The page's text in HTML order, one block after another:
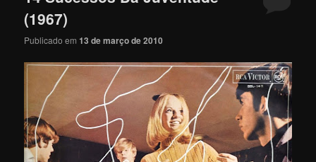
(1967)
Publicado em13 de março de 2010